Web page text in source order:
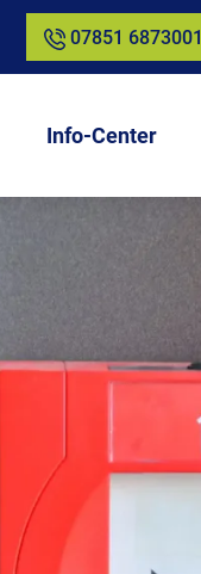
07851 6873001
Info-Center